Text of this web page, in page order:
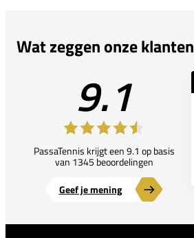
Wat zeggen onze klanten
9.1
PassaTennis krijgt een 9.1 op basis
van 1345 beoordelingen
Geef je mening